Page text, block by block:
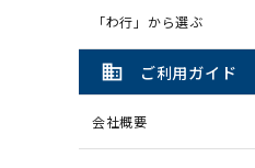
「わ行」から選ぶ
domain ご利用ガイド
会社概要